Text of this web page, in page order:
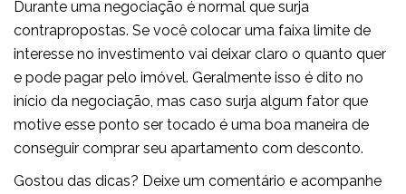
Durante uma negociação é normal que surja
contrapropostas. Se você colocar uma faixa limite de
interesse no investimento vai deixar claro o quanto quer
e pode pagar pelo imóvel. Geralmente isso é dito no
início da negociação, mas caso surja algum fator que
motive esse ponto ser tocado é uma boa maneira de
conseguir comprar seu apartamento com desconto.
Gostou das dicas? Deixe um comentário e acompanhe